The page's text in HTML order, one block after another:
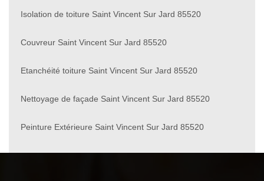
Isolation de toiture Saint Vincent Sur Jard 85520
Couvreur Saint Vincent Sur Jard 85520
Etanchéité toiture Saint Vincent Sur Jard 85520
Nettoyage de façade Saint Vincent Sur Jard 85520
Peinture Extérieure Saint Vincent Sur Jard 85520